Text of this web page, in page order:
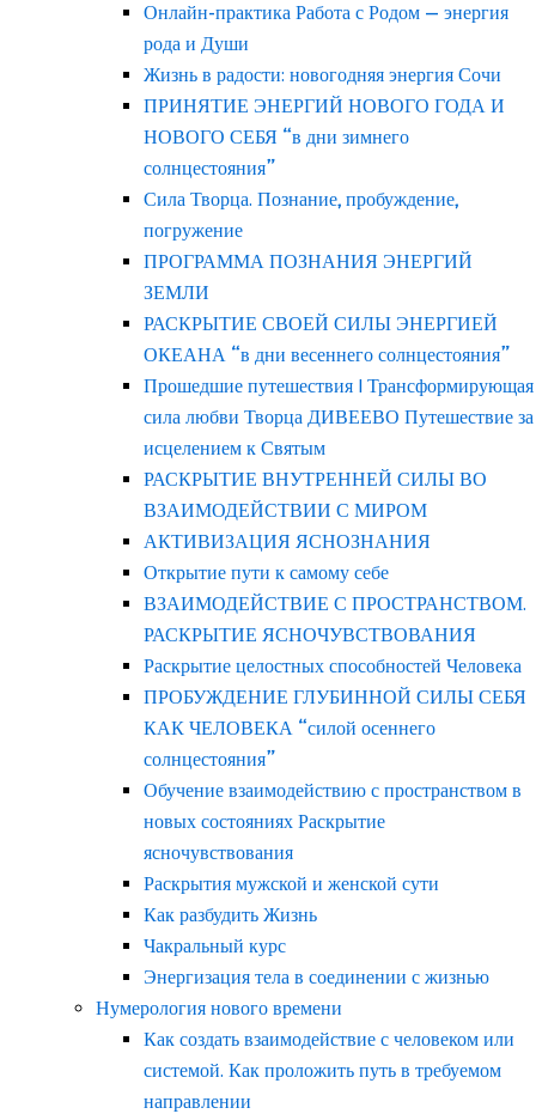
Онлайн-практика Работа с Родом — энергия
рода и Души
Жизнь в радости: новогодняя энергия Сочи
ПРИНЯТИЕ ЭНЕРГИЙ НОВОГО ГОДА И
НОВОГО СЕБЯ “в дни зимнего
солнцестояния”
Сила Творца. Познание, пробуждение,
погружение
ПРОГРАММА ПОЗНАНИЯ ЭНЕРГИЙ
ЗЕМЛИ
РАСКРЫТИЕ СВОЕЙ СИЛЫ ЭНЕРГИЕЙ
ОКЕАНА “в дни весеннего солнцестояния”
Прошедшие путешествия | Трансформирующая
сила любви Творца ДИВЕЕВО Путешествие за
исцелением к Святым
РАСКРЫТИЕ ВНУТРЕННЕЙ СИЛЫ ВО
ВЗАИМОДЕЙСТВИИ С МИРОМ
АКТИВИЗАЦИЯ ЯСНОЗНАНИЯ
Открытие пути к самому себе
ВЗАИМОДЕЙСТВИЕ С ПРОСТРАНСТВОМ.
РАСКРЫТИЕ ЯСНОЧУВСТВОВАНИЯ
Раскрытие целостных способностей Человека
ПРОБУЖДЕНИЕ ГЛУБИННОЙ СИЛЫ СЕБЯ
КАК ЧЕЛОВЕКА “силой осеннего
солнцестояния”
Обучение взаимодействию с пространством в
новых состояниях Раскрытие
ясночувствования
Раскрытия мужской и женской сути
Как разбудить Жизнь
Чакральный курс
Энергизация тела в соединении с жизнью
Нумерология нового времени
Как создать взаимодействие с человеком или
системой. Как проложить путь в требуемом
направлении